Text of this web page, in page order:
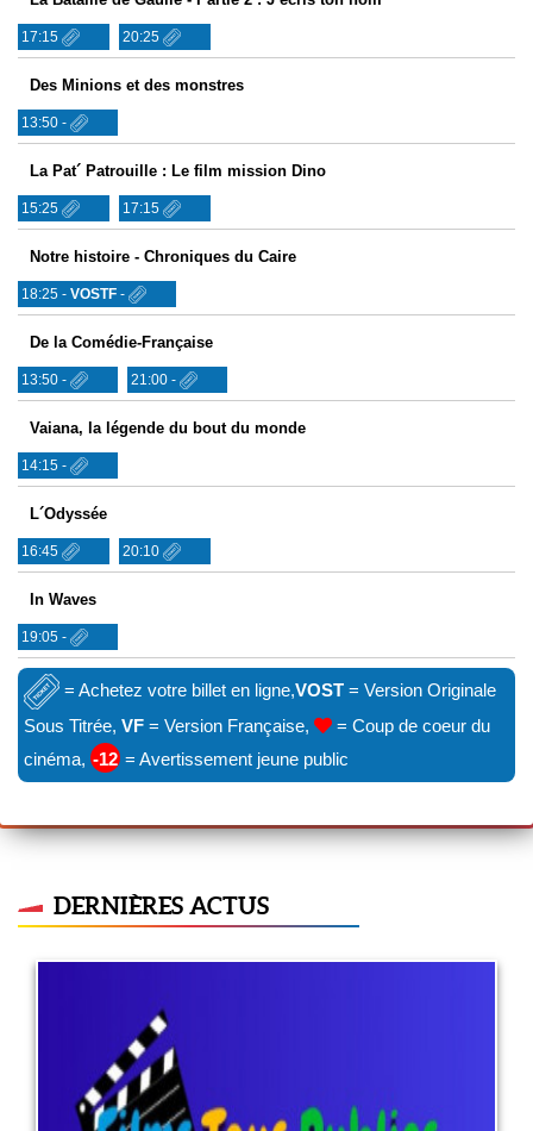
17:15 20:25
Des Minions et des monstres
13:50 -
La Pat´ Patrouille : Le film mission Dino
15:25 17:15
Notre histoire - Chroniques du Caire
18:25 - VOSTF -
De la Comédie-Française
13:50 - 21:00 -
Vaiana, la légende du bout du monde
14:15 -
L´Odyssée
16:45 20:10
In Waves
19:05 -
= Achetez votre billet en ligne,VOST = Version Originale
Sous Titrée, VF = Version Française,
= Coup de coeur du
cinéma, -12 = Avertissement jeune public
DERNIÈRES ACTUS
A quel âge ?
29 juin 2022